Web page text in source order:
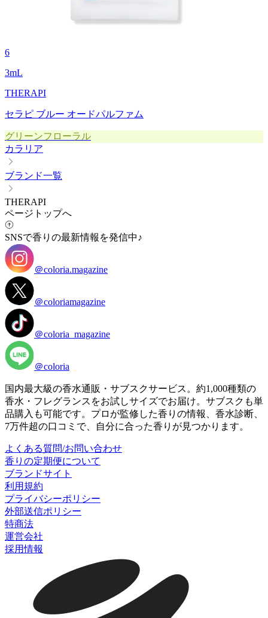
6
3mL
THERAPI
セラピ ブルー オードパルファム
グリーンフローラル
カラリア
ブランド一覧
THERAPI
ページトップへ
SNSで香りの最新情報を発信中♪
＠coloria.magazine
＠coloriamagazine
＠coloria_magazine
＠coloria
国内最大級の香水通販・サブスクサービス。約1,000種類の
香水・フレグランスをお試しサイズでお届け。サブスクも単
品購入も可能です。プロが監修した香りの情報、香水診断、
7万件超の口コミで、自分に合った香りが見つかります。
よくある質問/お問い合わせ
香りの定期便について
ブランドサイト
利用規約
プライバシーポリシー
外部送信ポリシー
特商法
運営会社
採用情報